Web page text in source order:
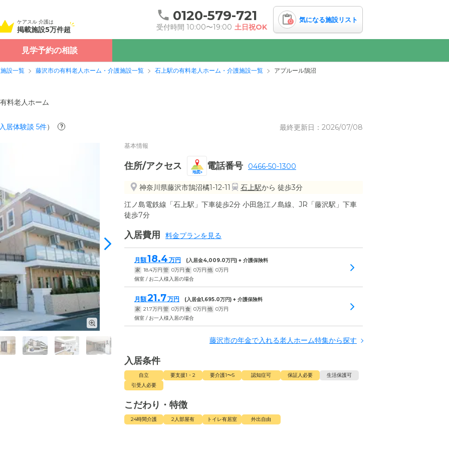
ケアスル 介護は
掲載施設5万件超
0120-579-721
受付時間 10:00〜19:00 土日祝OK
0 気になる施設リスト
見学予約の相談
設一覧 藤沢市の有料老人ホーム・介護施設一覧 石上駅の有料老人ホーム・介護施設一覧 アプルール鵠沼
料老人ホーム
居体験談 5件） ? 最終更新日：2026/07/08
基本情報
住所/アクセス
地図
電話番号 0466-50-1300
神奈川県藤沢市鵠沼橘1-12-11 石上駅から 徒歩3分
江ノ島電鉄線「石上駅」下車徒歩2分 小田急江ノ島線、JR「藤沢駅」下車
徒歩7分
入居費用 料金プランを見る
月額18.4 万円 (入居金4,009.0万円) + 介護保険料
家 18.4万円 管 0万円 食 0万円 他 0万円
個室 / お二人様入居の場合
月額21.7万円 (入居金1,695.0万円) + 介護保険料
家 21.7万円 管 0万円 食 0万円 他 0万円
個室 / お一人様入居の場合
藤沢市の年金で入れる老人ホーム特集から探す
入居条件
自立 要支援1・2 要介護1〜5 認知症可 保証人必要
生活保護可
引受人必要
こだわり・特徴
24時間介護 2人部屋有 トイレ有居室 外出自由